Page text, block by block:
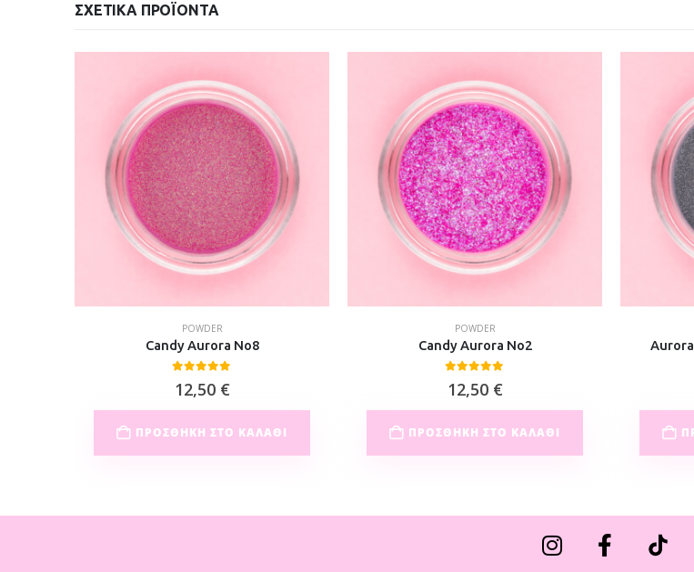
ΣΧΕΤΙΚΆ ΠΡΟΪΌΝΤΑ
POWDER
Candy Aurora No8
12,50 €
ΠΡΟΣΘΉΚΗ ΣΤΟ ΚΑΛΆΘΙ
POWDER
Candy Aurora No2
12,50 €
ΠΡΟΣΘΉΚΗ ΣΤΟ ΚΑΛΆΘΙ